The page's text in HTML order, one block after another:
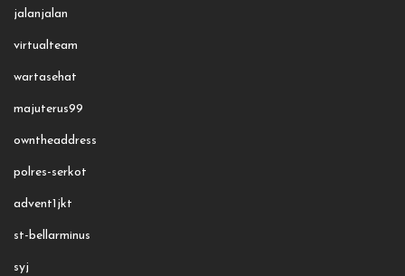
jalanjalan
virtualteam
wartasehat
majuterus99
owntheaddress
polres-serkot
advent1jkt
st-bellarminus
syj